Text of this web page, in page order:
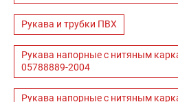
Рукава и трубки ПВХ
Рукава напорные с нитяным
05788889-2004
Рукава напорные с нитяным